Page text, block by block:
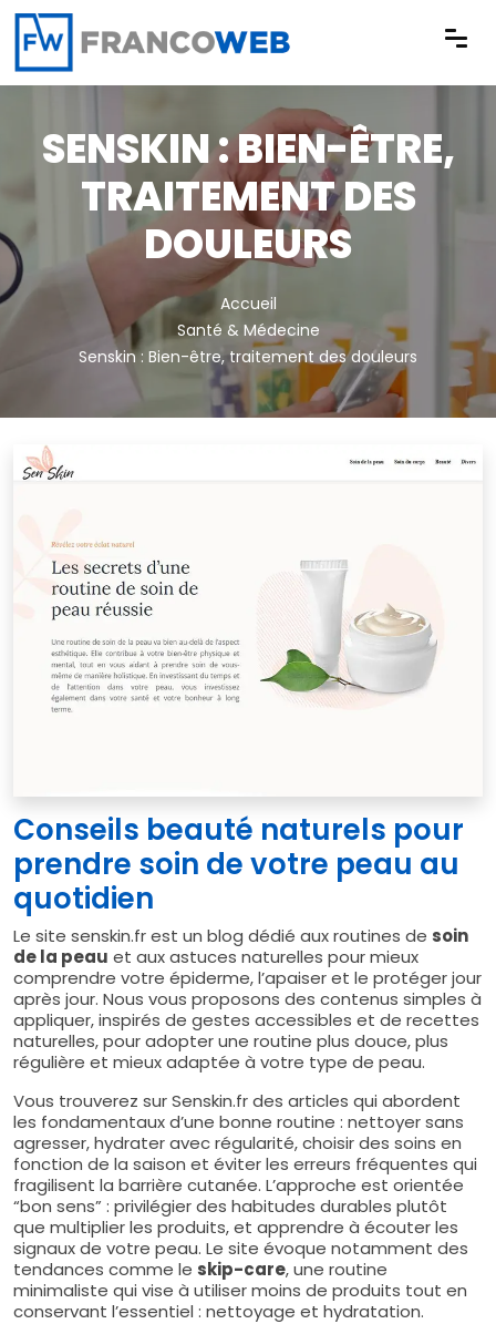
Panneau de gestion des cookies
SENSKIN : BIEN-ÊTRE,
TRAITEMENT DES
DOULEURS
Accueil
Santé & Médecine
Senskin : Bien-être, traitement des douleurs
Conseils beauté naturels pour
prendre soin de votre peau au
quotidien
Le site senskin.fr est un blog dédié aux routines de soin
de la peau et aux astuces naturelles pour mieux
comprendre votre épiderme, l’apaiser et le protéger jour
après jour. Nous vous proposons des contenus simples à
appliquer, inspirés de gestes accessibles et de recettes
naturelles, pour adopter une routine plus douce, plus
régulière et mieux adaptée à votre type de peau.
Vous trouverez sur Senskin.fr des articles qui abordent
les fondamentaux d’une bonne routine : nettoyer sans
agresser, hydrater avec régularité, choisir des soins en
fonction de la saison et éviter les erreurs fréquentes qui
fragilisent la barrière cutanée. L’approche est orientée
“bon sens” : privilégier des habitudes durables plutôt
que multiplier les produits, et apprendre à écouter les
signaux de votre peau. Le site évoque notamment des
tendances comme le skip-care, une routine
minimaliste qui vise à utiliser moins de produits tout en
conservant l’essentiel : nettoyage et hydratation.